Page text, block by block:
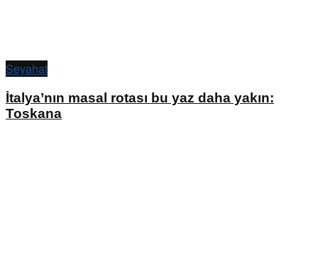
Seyahat
İtalya’nın masal rotası bu yaz daha yakın:
Toskana